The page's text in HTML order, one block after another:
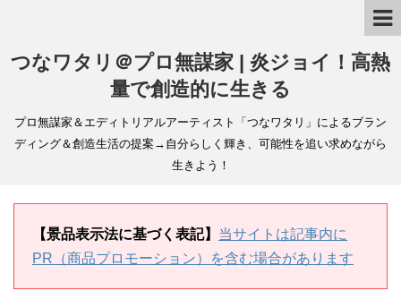
つなワタリ＠プロ無謀家 | 炎ジョイ！高熱
量で創造的に生きる
プロ無謀家＆エディトリアルアーティスト「つなワタリ」によるブラン
ディング＆創造生活の提案→自分らしく輝き、可能性を追い求めながら
生きよう！
【景品表示法に基づく表記】 当サイトは記事内に
PR（商品プロモーション）を含む場合があります